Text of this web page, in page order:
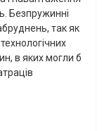
Безпружинні
так як
в яких могли б